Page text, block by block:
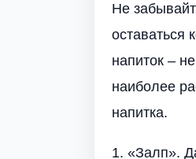
Не
оставаться
напиток –
наиболее
напитка.
1. «Залп».